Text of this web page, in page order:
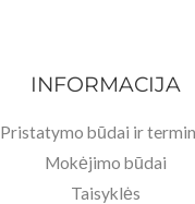
INFORMACIJA
Pristatymo būdai ir
Mokėjimo būdai
Taisyklės